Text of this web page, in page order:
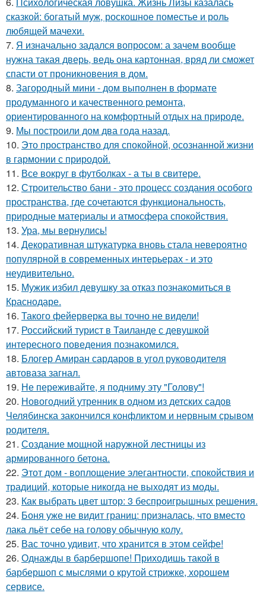
сказкой: богатый муж, роскошное поместье и роль
любящей мачехи.
7. Я изначально задался вопросом: а зачем вообще
нужна такая дверь, ведь она картонная, вряд ли сможет
спасти от проникновения в дом.
8. Загородный мини - дом выполнен в формате
продуманного и качественного ремонта,
ориентированного на комфортный отдых на природе.
9. Мы построили дом два года назад.
10. Это пространство для спокойной, осознанной жизни
в гармонии с природой.
11. Все вокруг в футболках - а ты в свитере.
12. Строительство бани - это процесс создания особого
пространства, где сочетаются функциональность,
природные материалы и атмосфера спокойствия.
13. Ура, мы вернулись!
14. Декоративная штукатурка вновь стала невероятно
популярной в современных интерьерах - и это
неудивительно.
15. Мужик избил девушку за отказ познакомиться в
Краснодаре.
16. Такого фейерверка вы точно не видели!
17. Российский турист в Таиланде с девушкой
интересного поведения познакомился.
18. Блогер Амиран сардаров в угол руководителя
автоваза загнал.
19. Не переживайте, я подниму эту "Голову"!
20. Новогодний утренник в одном из детских садов
Челябинска закончился конфликтом и нервным срывом
родителя.
21. Создание мощной наружной лестницы из
армированного бетона.
22. Этот дом - воплощение элегантности, спокойствия и
традиций, которые никогда не выходят из моды.
23. Как выбрать цвет штор: 3 беспроигрышных решения.
24. Боня уже не видит границ: призналась, что вместо
лака льёт себе на голову обычную колу.
25. Вас точно удивит, что хранится в этом сейфе!
26. Однажды в барбершопе! Приходишь такой в
барбершоп с мыслями о крутой стрижке, хорошем
сервисе.